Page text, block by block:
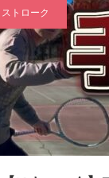
ストローク